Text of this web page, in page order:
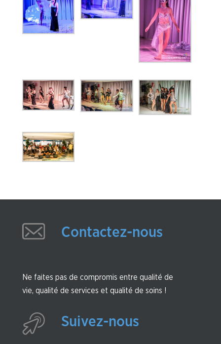
Contactez-nous
Ne faites pas de compromis entre qualité de
vie, qualité de services et qualité de soins !
Suivez-nous